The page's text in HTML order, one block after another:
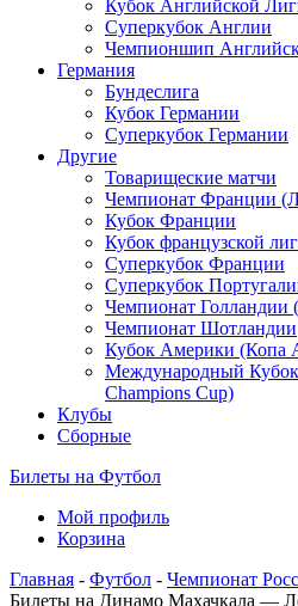
Кубок Английской
Суперкубок Англии
Чемпионшип
Германия
Бундеслига
Кубок Германии
Суперкубок Германии
Другие
Товарищеские матчи
Чемпионат Франции
Кубок Франции
Кубок французской
Суперкубок Франции
Суперкубок
Чемпионат Голландии
Чемпионат Шотландии
Кубок Америки (Копа
Международный
Champions Cup)
Клубы
Сборные
Билеты на Футбол
Мой профиль
Корзина
Главная - Футбол - Чемпионат
Билеты на Динамо Махачкала —